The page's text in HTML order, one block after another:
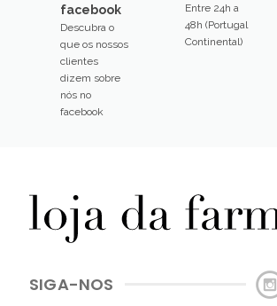
facebook
Descubra o
que os nossos
clientes
dizem sobre
nós no
facebook
Entre 24h a
48h (Portugal
Continental)
SIGA-NOS